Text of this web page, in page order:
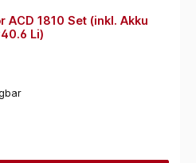
ACD 1810 Set (inkl. Akku
Li)